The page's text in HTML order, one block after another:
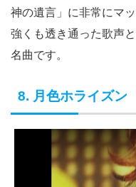
神の遺言」に非常にマ
強くも透き通った歌声
名曲です。
8. 月色ホライズン